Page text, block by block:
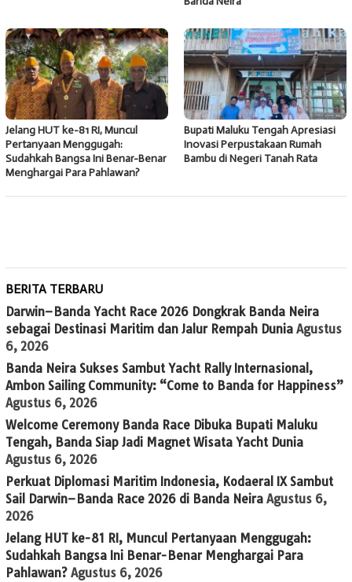
Jelang HUT ke-81 RI, Muncul
Pertanyaan Menggugah:
Sudahkah Bangsa Ini Benar-Benar
Menghargai Para Pahlawan?
Bupati Maluku Tengah Apresiasi
Inovasi Perpustakaan Rumah
Bambu di Negeri Tanah Rata
BERITA TERBARU
Darwin–Banda Yacht Race 2026 Dongkrak Banda Neira
sebagai Destinasi Maritim dan Jalur Rempah Dunia Agustus
6, 2026
Banda Neira Sukses Sambut Yacht Rally Internasional,
Ambon Sailing Community: “Come to Banda for Happiness”
Agustus 6, 2026
Welcome Ceremony Banda Race Dibuka Bupati Maluku
Tengah, Banda Siap Jadi Magnet Wisata Yacht Dunia
Agustus 6, 2026
Perkuat Diplomasi Maritim Indonesia, Kodaeral IX Sambut
Sail Darwin–Banda Race 2026 di Banda Neira Agustus 6,
2026
Jelang HUT ke-81 RI, Muncul Pertanyaan Menggugah:
Sudahkah Bangsa Ini Benar-Benar Menghargai Para
Pahlawan? Agustus 6, 2026